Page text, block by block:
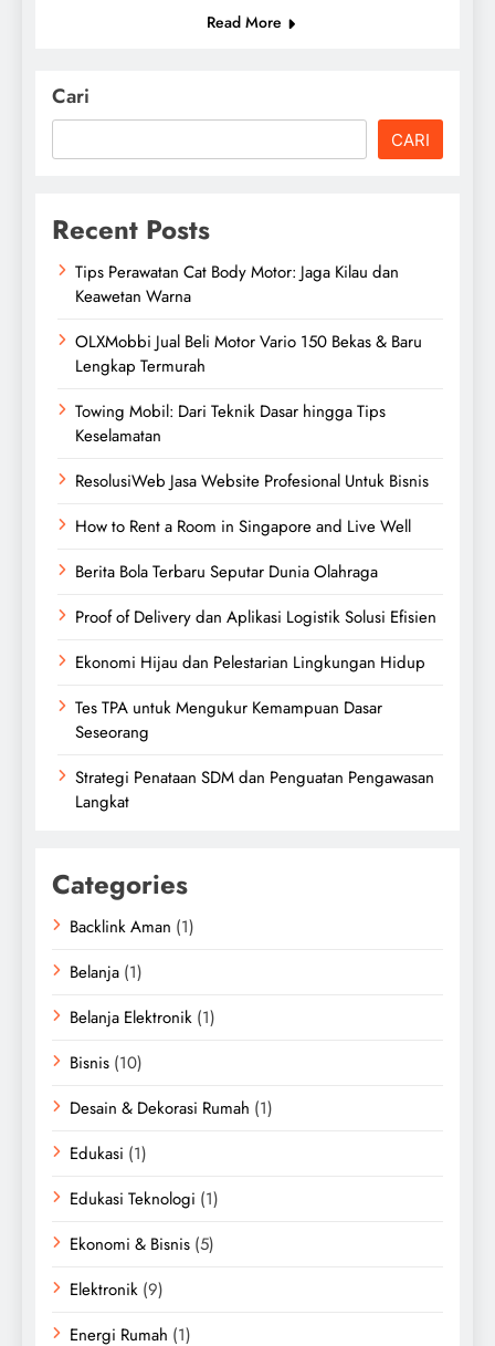
Read More
Cari
CARI
Recent Posts
Tips Perawatan Cat Body Motor: Jaga Kilau dan
Keawetan Warna
OLXMobbi Jual Beli Motor Vario 150 Bekas & Baru
Lengkap Termurah
Towing Mobil: Dari Teknik Dasar hingga Tips
Keselamatan
ResolusiWeb Jasa Website Profesional Untuk Bisnis
How to Rent a Room in Singapore and Live Well
Berita Bola Terbaru Seputar Dunia Olahraga
Proof of Delivery dan Aplikasi Logistik Solusi Efisien
Ekonomi Hijau dan Pelestarian Lingkungan Hidup
Tes TPA untuk Mengukur Kemampuan Dasar
Seseorang
Strategi Penataan SDM dan Penguatan Pengawasan
Langkat
Categories
Backlink Aman (1)
Belanja (1)
Belanja Elektronik (1)
Bisnis (10)
Desain & Dekorasi Rumah (1)
Edukasi (1)
Edukasi Teknologi (1)
Ekonomi & Bisnis (5)
Elektronik (9)
Energi Rumah (1)